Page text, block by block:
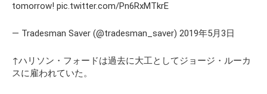
tomorrow! pic.twitter.com/Pn6RxMTkrE
— Tradesman Saver (@tradesman_saver) 2019年5月3日
↑ハリソン・フォードは過去に大工としてジョージ・ルーカ
スに雇われていた。